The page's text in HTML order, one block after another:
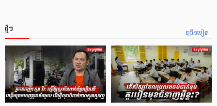
ច្រើនទៀត
ថ្មីៗ